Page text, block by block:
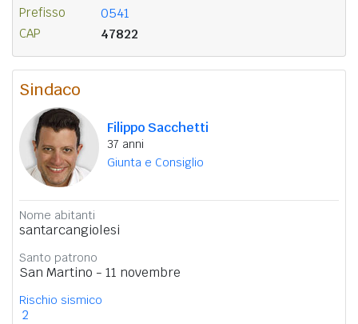
Prefisso 0541
CAP 47822
Sindaco
Filippo Sacchetti
37 anni
Giunta e Consiglio
Nome abitanti
santarcangiolesi
Santo patrono
San Martino - 11 novembre
Rischio sismico
2